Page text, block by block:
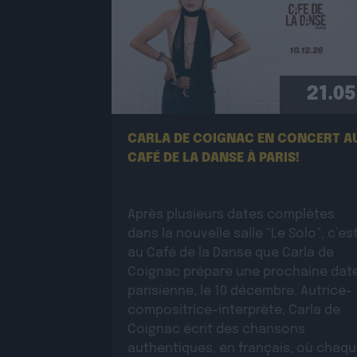
21.05
CARLA DE COIGNAC EN CONCERT
CAFÉ DE LA DANSE À PARIS!
Après plusieurs dates complètes
dans la nouvelle salle “Le Solo”, c’est
au Café de la Danse que Carla de
Coignac prépare une prochaine
parisienne, le 10 décembre. Autrice-
compositrice-interprète, Carla de
Coignac écrit des chansons
authentiques, en français, où